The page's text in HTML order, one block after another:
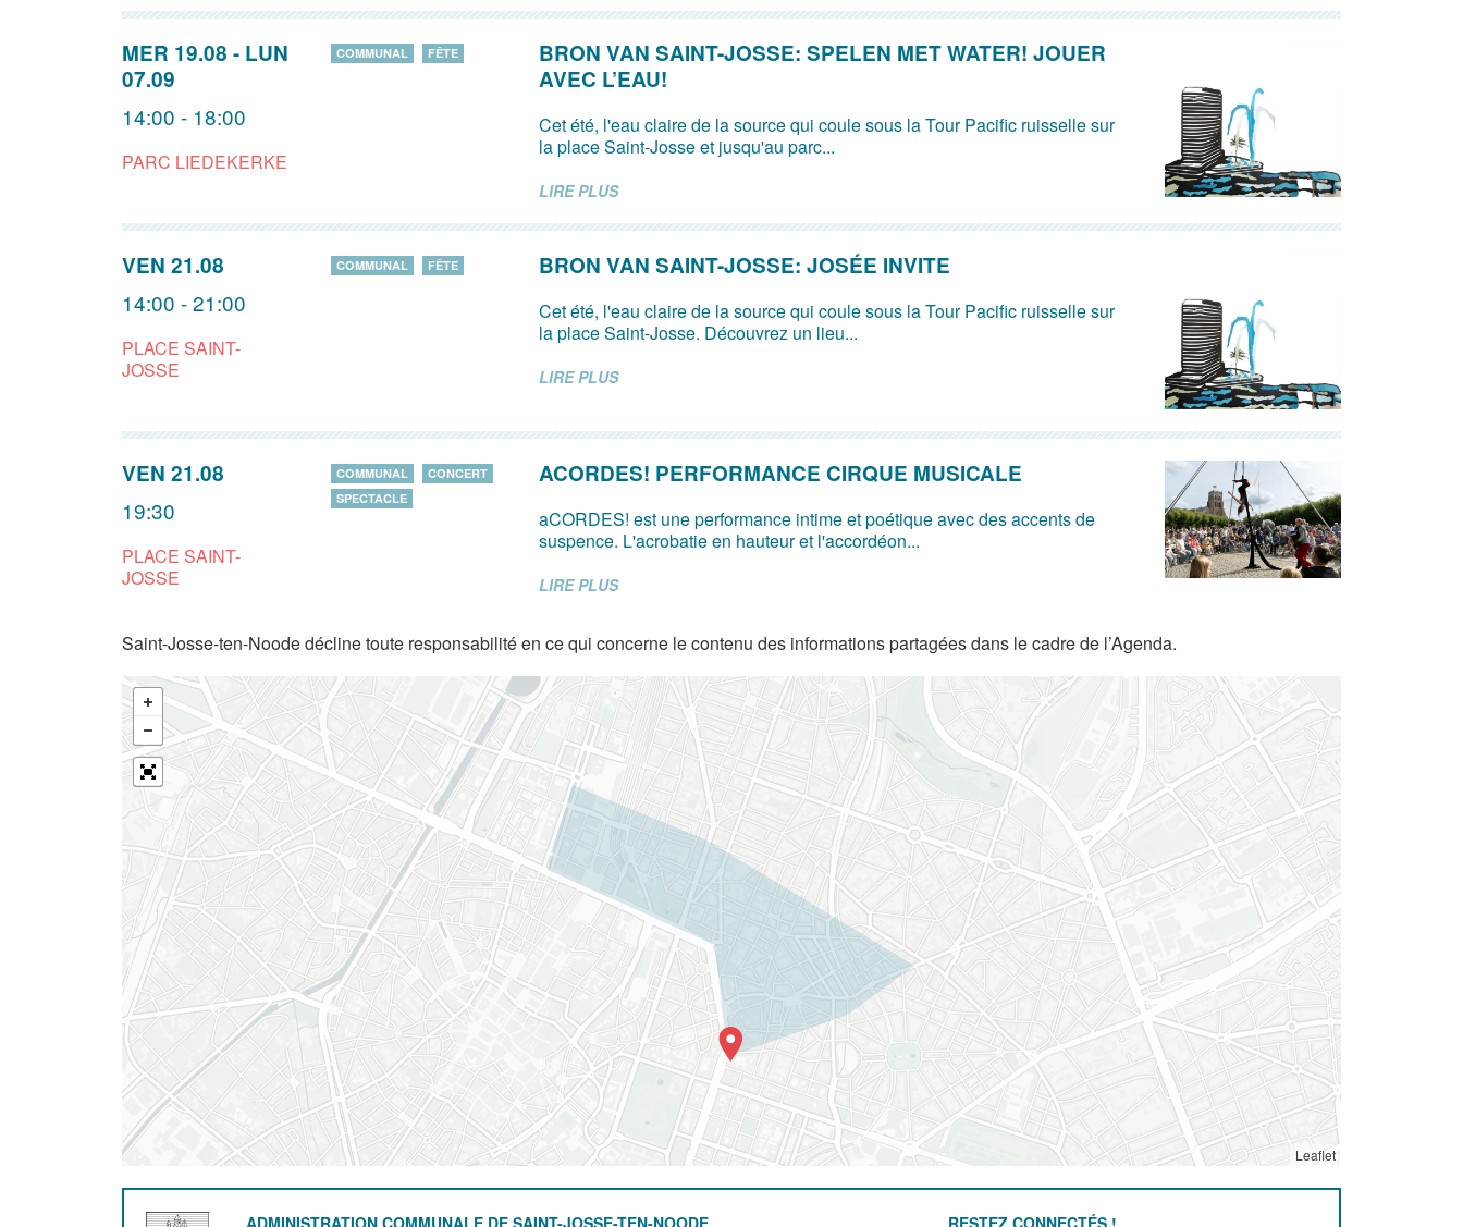
MER 19.08 - LUN
07.09
14:00 - 18:00
PARC LIEDEKERKE
COMMUNAL FÊTE
BRON VAN SAINT-JOSSE: SPELEN MET WATER! JOUER
AVEC L’EAU!
Cet été, l'eau claire de la source qui coule sous la Tour Pacific ruisselle sur
la place Saint-Josse et jusqu'au parc...
LIRE PLUS
VEN 21.08
14:00 - 21:00
PLACE SAINT-
JOSSE
COMMUNAL FÊTE BRON VAN SAINT-JOSSE: JOSÉE INVITE
Cet été, l'eau claire de la source qui coule sous la Tour Pacific ruisselle sur
la place Saint-Josse. Découvrez un lieu...
LIRE PLUS
VEN 21.08
19:30
PLACE SAINT-
JOSSE
COMMUNAL
CONCERT
SPECTACLE
ACORDES! PERFORMANCE CIRQUE MUSICALE
aCORDES! est une performance intime et poétique avec des accents de
suspence. L'acrobatie en hauteur et l'accordéon...
LIRE PLUS
Saint-Josse-ten-Noode décline toute responsabilité en ce qui concerne le contenu des informations partagées dans le cadre de l’Agenda.
Leaflet
ADMINISTRATION COMMUNALE DE SAINT-JOSSE-TEN-NOODE RESTEZ CONNECTÉS !